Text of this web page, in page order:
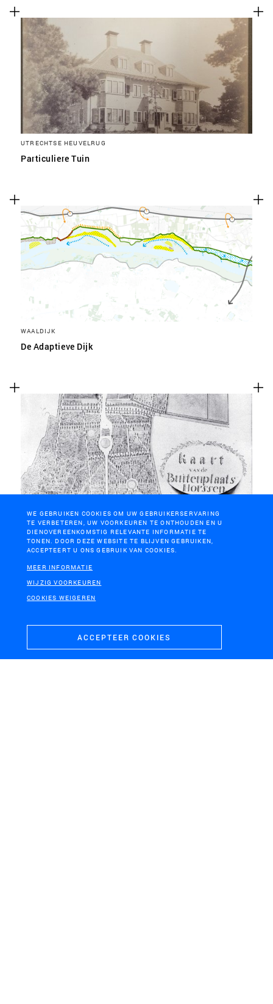
UTRECHTSE HEUVELRUG
Particuliere Tuin
WAALDIJK
De Adaptieve Dijk
HORSSEN
Zorg-landgoed Horssen
Oertuin Naturalis
Vallei Meijendel en
WE GEBRUIKEN COOKIES OM UW GEBRUIKERSERVARING
TE VERBETEREN, UW VOORKEUREN TE ONTHOUDEN EN U
DIENOVEREENKOMSTIG RELEVANTE INFORMATIE TE
TONEN. DOOR DEZE WEBSITE TE BLIJVEN GEBRUIKEN,
ACCEPTEERT U ONS GEBRUIK VAN COOKIES.
MEER INFORMATIE
WIJZIG VOORKEUREN
COOKIES WEIGEREN
ACCEPTEER COOKIES